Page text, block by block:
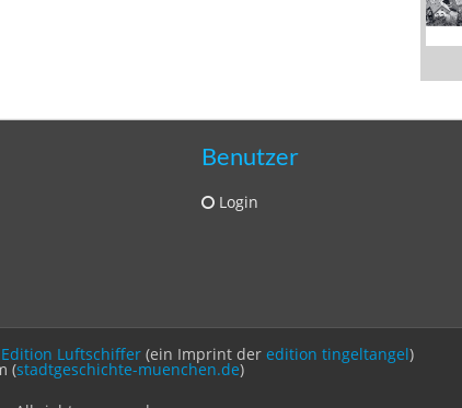
Benutzer
Login
Edition Luftschiffer (ein Imprint der edition tingeltangel)
(stadtgeschichte-muenchen.de)